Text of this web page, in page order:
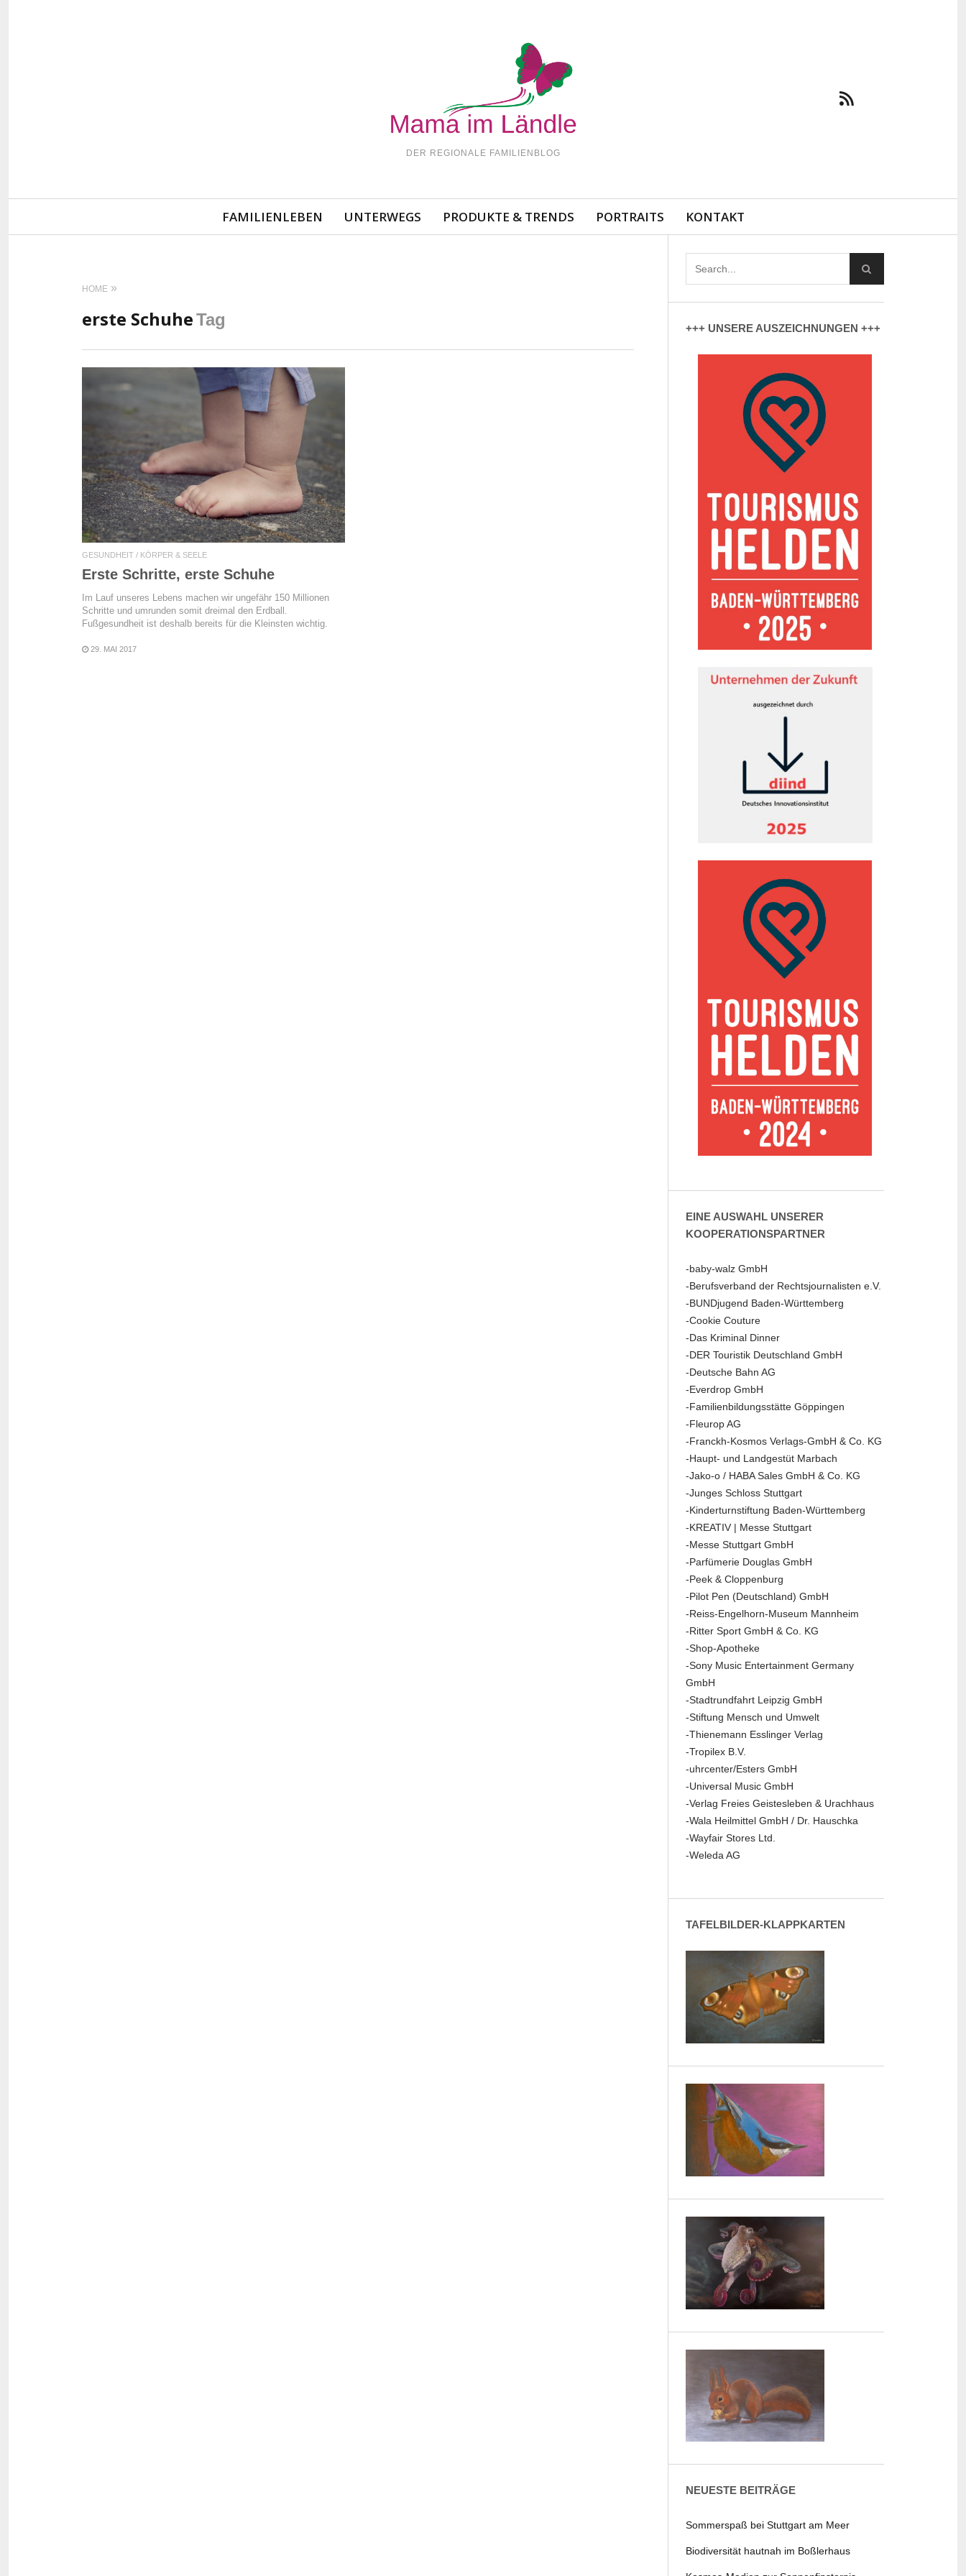
DER REGIONALE FAMILIENBLOG
Navigation
FAMILIENLEBEN UNTERWEGS PRODUKTE & TRENDS PORTRAITS KONTAKT
HOME
erste SchuheTag
GESUNDHEIT / KÖRPER & SEELE
Erste Schritte, erste Schuhe
Im Lauf unseres Lebens machen wir ungefähr 150 Millionen
Schritte und umrunden somit dreimal den Erdball.
Fußgesundheit ist deshalb bereits für die Kleinsten wichtig.
29. MAI 2017
+++ UNSERE AUSZEICHNUNGEN +++
EINE AUSWAHL UNSERER
KOOPERATIONSPARTNER
-baby-walz GmbH
-Berufsverband der Rechtsjournalisten e.V.
-BUNDjugend Baden-Württemberg
-Cookie Couture
-Das Kriminal Dinner
-DER Touristik Deutschland GmbH
-Deutsche Bahn AG
-Everdrop GmbH
-Familienbildungsstätte Göppingen
-Fleurop AG
-Franckh-Kosmos Verlags-GmbH & Co. KG
-Haupt- und Landgestüt Marbach
-Jako-o / HABA Sales GmbH & Co. KG
-Junges Schloss Stuttgart
-Kinderturnstiftung Baden-Württemberg
-KREATIV | Messe Stuttgart
-Messe Stuttgart GmbH
-Parfümerie Douglas GmbH
-Peek & Cloppenburg
-Pilot Pen (Deutschland) GmbH
-Reiss-Engelhorn-Museum Mannheim
-Ritter Sport GmbH & Co. KG
-Shop-Apotheke
-Sony Music Entertainment Germany
GmbH
-Stadtrundfahrt Leipzig GmbH
-Stiftung Mensch und Umwelt
-Thienemann Esslinger Verlag
-Tropilex B.V.
-uhrcenter/Esters GmbH
-Universal Music GmbH
-Verlag Freies Geistesleben & Urachhaus
-Wala Heilmittel GmbH / Dr. Hauschka
-Wayfair Stores Ltd.
-Weleda AG
TAFELBILDER-KLAPPKARTEN
NEUESTE BEITRÄGE
Sommerspaß bei Stuttgart am Meer
Biodiversität hautnah im Boßlerhaus